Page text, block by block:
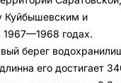
Куйбышевским и
1967—1968 годах.
берег
его достигает